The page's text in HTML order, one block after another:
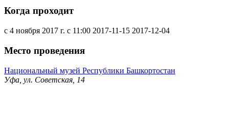
Когда проходит
с 4 ноября 2017 г. с 11:00 2017-11-15 2017-12-04
Место проведения
Национальный музей Республики Башкортостан
Уфа, ул. Советская, 14